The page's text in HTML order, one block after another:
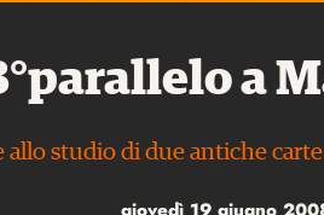
a
allo studio di due antiche